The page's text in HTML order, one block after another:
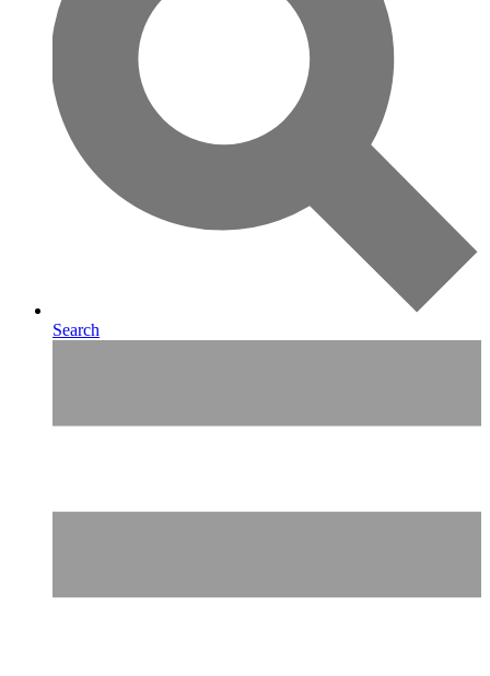
Search